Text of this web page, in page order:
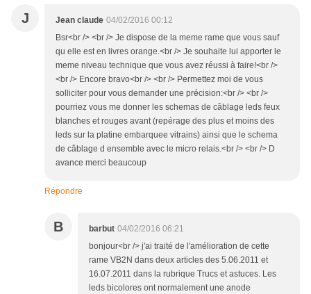
J Jean claude 04/02/2016 00:12
Bsr<br /> <br /> Je dispose de la meme rame que vous sauf
qu elle est en livres orange.<br /> Je souhaite lui apporter le
meme niveau technique que vous avez réussi à faire!<br />
<br /> Encore bravo<br /> <br /> Permettez moi de vous
solliciter pour vous demander une précision:<br /> <br />
pourriez vous me donner les schemas de câblage leds feux
blanches et rouges avant (repérage des plus et moins des
leds sur la platine embarquee vitrains) ainsi que le schema
de câblage d ensemble avec le micro relais.<br /> <br /> D
avance merci beaucoup
Répondre
B barbut 04/02/2016 06:21
bonjour<br /> j'ai traité de l'amélioration de cette
rame VB2N dans deux articles des 5.06.2011 et
16.07.2011 dans la rubrique Trucs et astuces. Les
leds bicolores ont normalement une anode